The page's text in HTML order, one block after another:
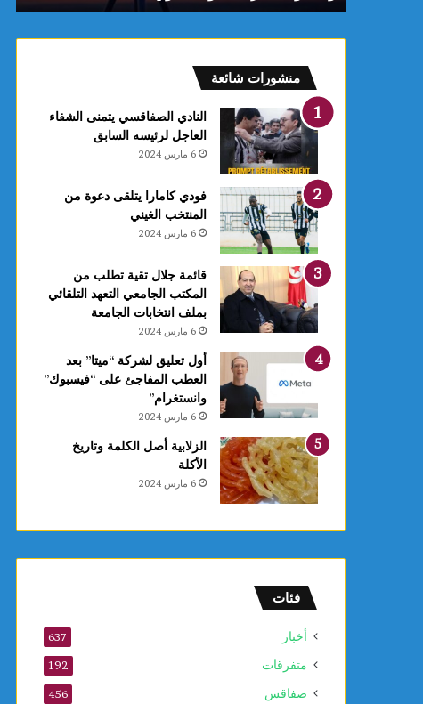
منشورات شائعة
النادي الصفاقسي يتمنى الشفاء
العاجل لرئيسه السابق
6 مارس 2024
فودي كامارا يتلقى دعوة من
المنتخب الغيني
6 مارس 2024
قائمة جلال تقية تطلب من
المكتب الجامعي التعهد التلقائي
بملف انتخابات الجامعة
6 مارس 2024
أول تعليق لشركة “ميتا” بعد
العطب المفاجئ على “فيسبوك”
وانستغرام”
6 مارس 2024
الزلابية أصل الكلمة وتاريخ
الأكلة
6 مارس 2024
فئات
أخبار 637
متفرقات 192
صفاقس 456